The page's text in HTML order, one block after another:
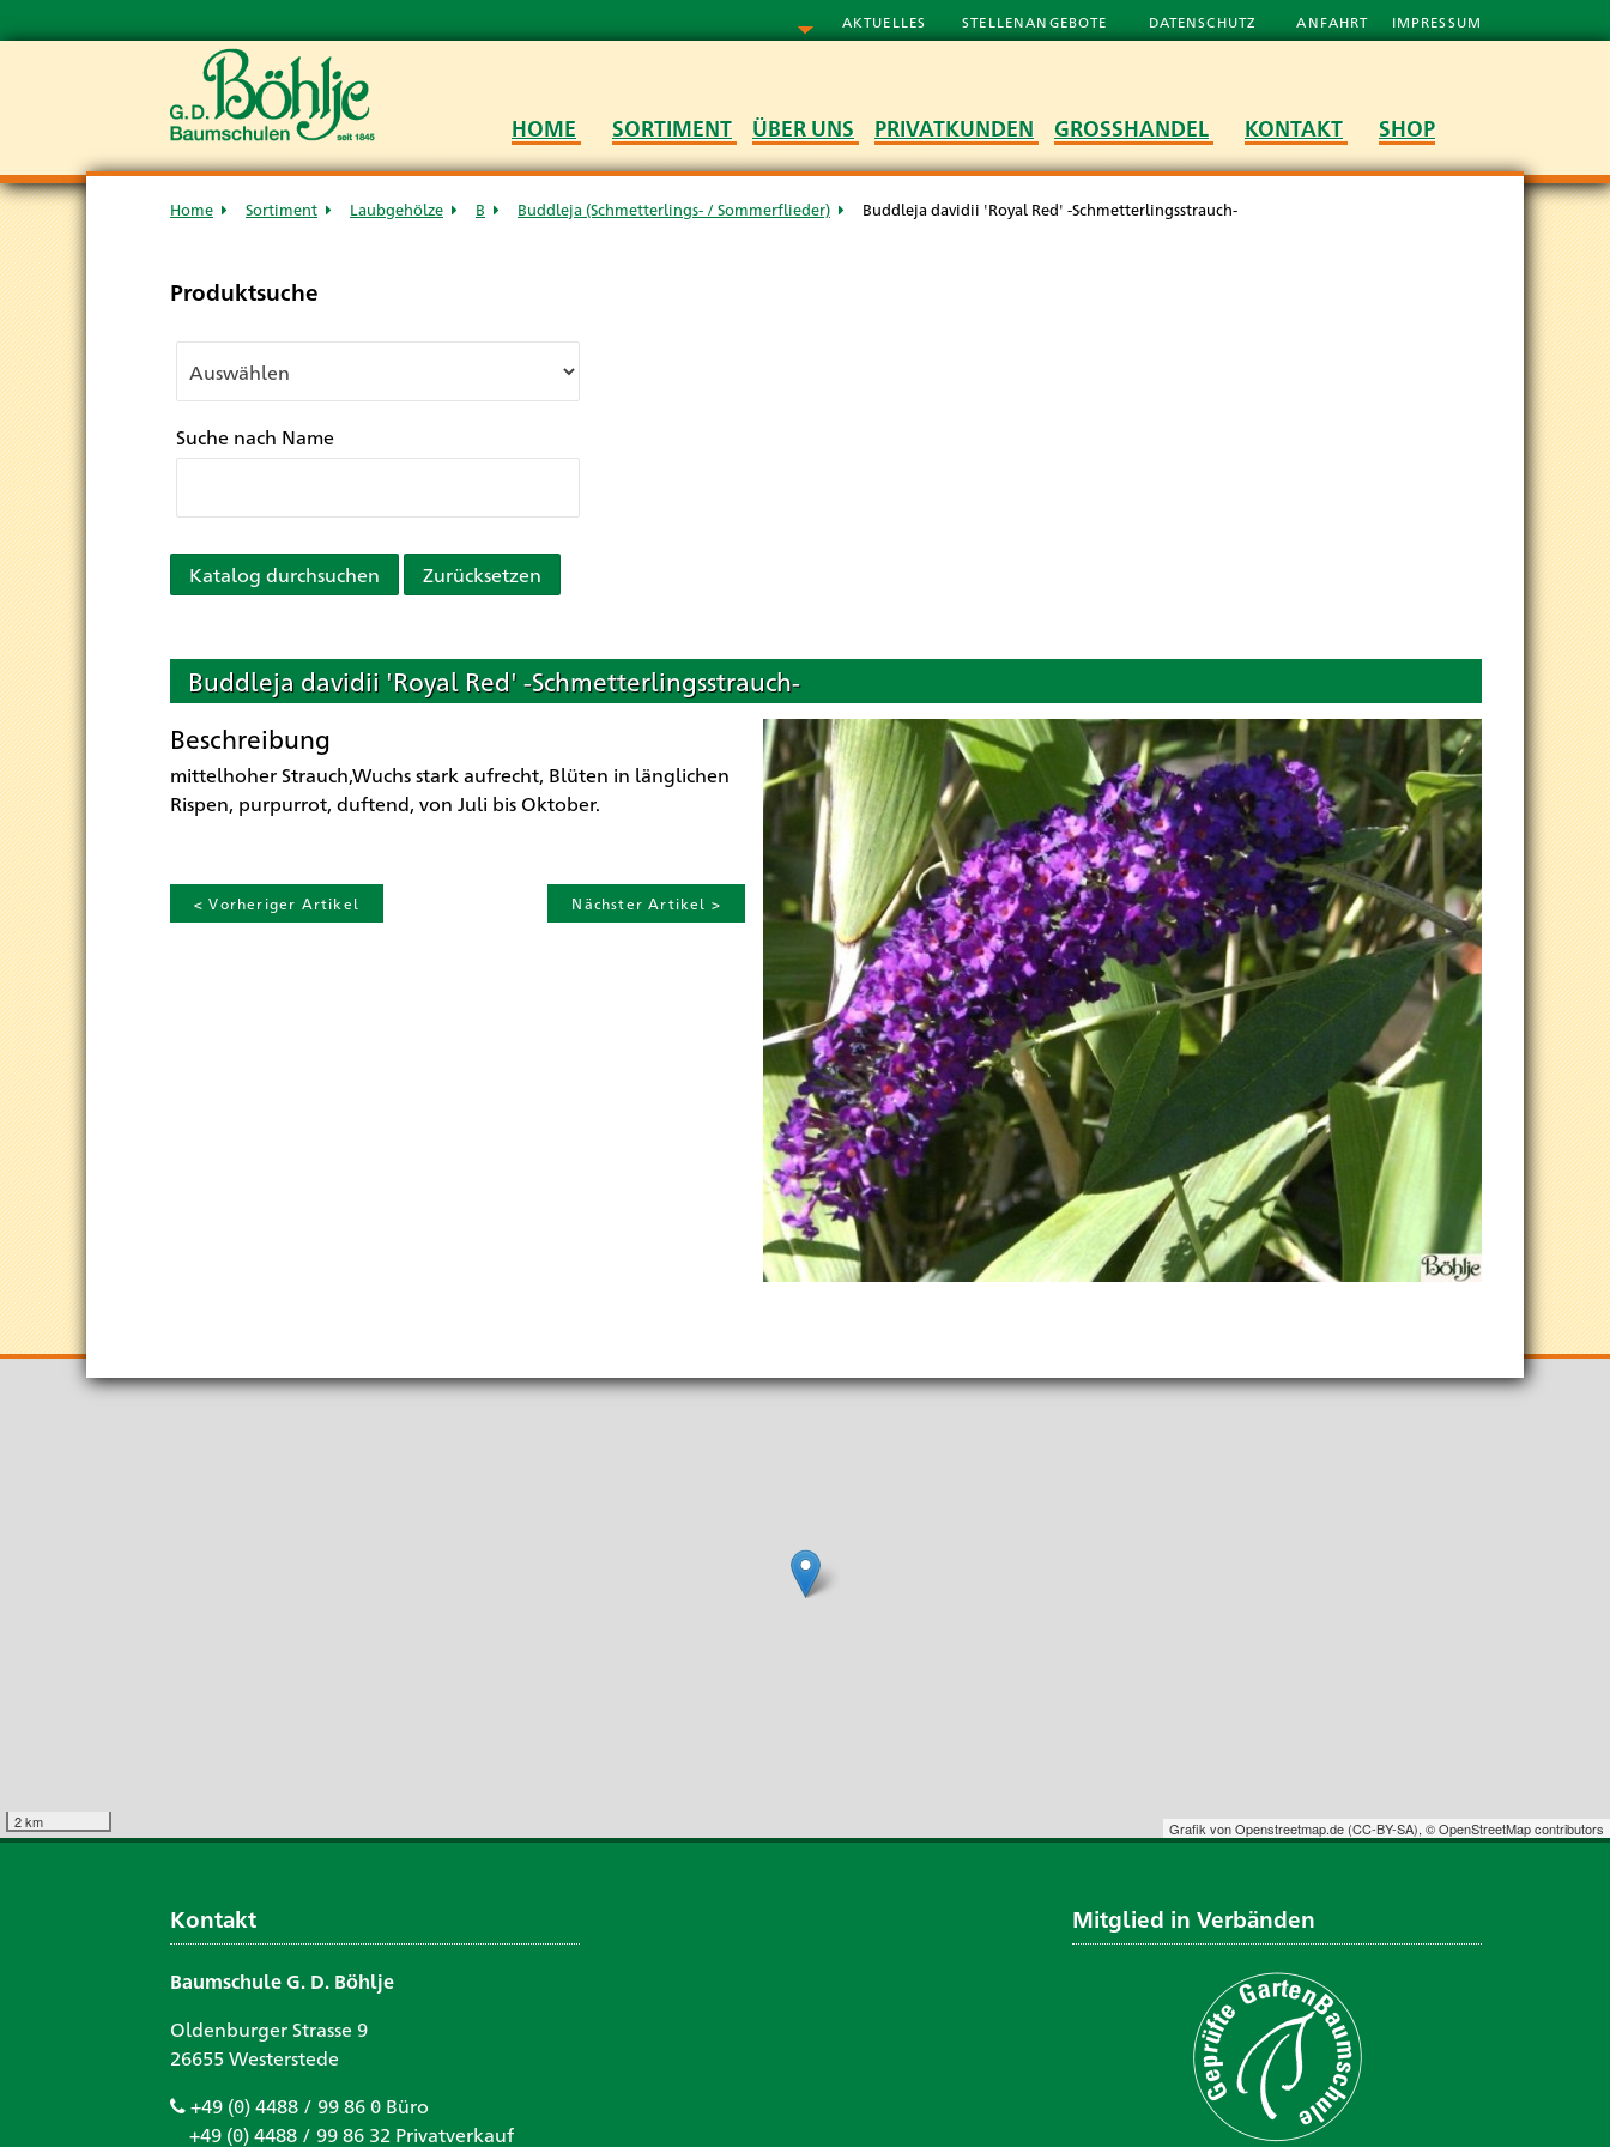
AKTUELLES STELLENANGEBOTE DATENSCHUTZ ANFAHRT IMPRESSUM
HOME SORTIMENT ÜBER UNS PRIVATKUNDEN GROSSHANDEL KONTAKT SHOP
Home Sortiment Laubgehölze B Buddleja (Schmetterlings- / Sommerflieder) Buddleja davidii 'Royal Red' -Schmetterlingsstrauch-
Produktsuche
Suche nach Name
Katalog durchsuchen Zurücksetzen
Buddleja davidii 'Royal Red' -Schmetterlingsstrauch-
Beschreibung
mittelhoher Strauch,Wuchs stark aufrecht, Blüten in länglichen
Rispen, purpurrot, duftend, von Juli bis Oktober.
< Vorheriger Artikel Nächster Artikel >
2 km Grafik vonOpenstreetmap.de (CC-BY-SA), © OpenStreetMap contributors
Kontakt
Baumschule G. D. Böhlje
Oldenburger Strasse 9
26655 Westerstede
+49 (0) 4488 / 99 86 0 Büro
+49 (0) 4488 / 99 86 32 Privatverkauf
Mitglied in Verbänden